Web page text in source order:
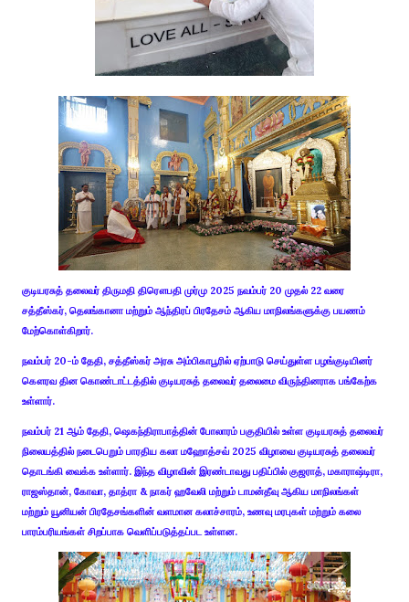
குடியரசுத் தலைவர் திருமதி திரௌபதி முர்மு 2025 நவம்பர் 20 முதல் 22 வரை
சத்தீஸ்கர், தெலங்கானா மற்றும் ஆந்திரப் பிரதேசம் ஆகிய மாநிலங்களுக்கு பயணம்
மேற்கொள்கிறார்.
நவம்பர் 20-ம் தேதி, சத்தீஸ்கர் அரசு அம்பிகாபூரில் ஏற்பாடு செய்துள்ள பழங்குடியினர்
கௌரவ தின கொண்டாட்டத்தில் குடியரசுத் தலைவர் தலைமை விருந்தினராக பங்கேற்க
உள்ளார்.
நவம்பர் 21 ஆம் தேதி, ஷெகந்திராபாத்தின் போலாரம் பகுதியில் உள்ள குடியரசுத் தலைவர்
நிலையத்தில் நடைபெறும் பாரதிய கலா மஹோத்சவ் 2025 விழாவை குடியரசுத் தலைவர்
தொடங்கி வைக்க உள்ளார். இந்த விழாவின் இரண்டாவது பதிப்பில் குஜராத், மகாராஷ்டிரா,
ராஜஸ்தான், கோவா, தாத்ரா & நாகர் ஹவேலி மற்றும் டாமன்தீவு ஆகிய மாநிலங்கள்
மற்றும் யூனியன் பிரதேசங்களின் வளமான கலாச்சாரம், உணவு மரபுகள் மற்றும் கலை
பாரம்பரியங்கள் சிறப்பாக வெளிப்படுத்தப்பட உள்ளன.